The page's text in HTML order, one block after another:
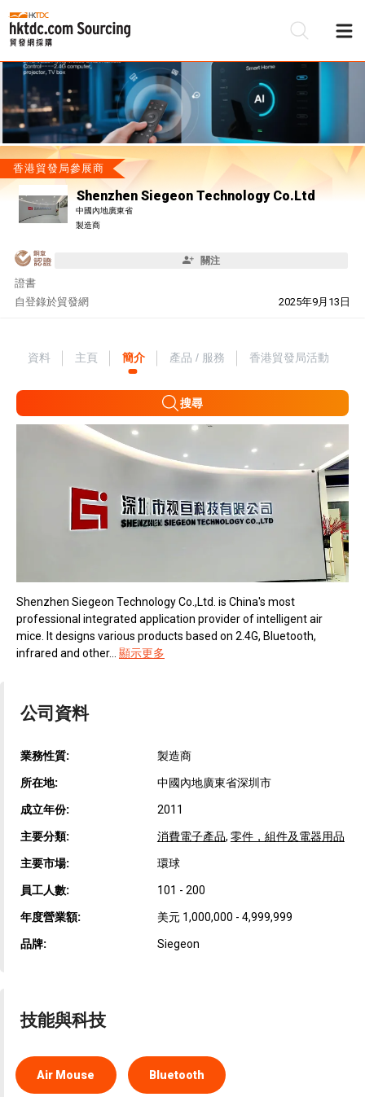
香港貿發局參展商
Shenzhen Siegeon Technology Co.Ltd
中國內地廣東省
製造商
關注
證書
自
2025年9月13日
登錄於貿發網
資料 主頁 簡介 產品 / 服務 香港貿發局活動
搜尋
Shenzhen Siegeon Technology Co.,Ltd. is China's most
professional integrated application provider of intelligent air
mice. It designs various products based on 2.4G, Bluetooth,
infrared and other... 顯示更多
公司資料
業務性質: 製造商
所在地: 中國內地廣東省深圳市
成立年份: 2011
主要分類: 消費電子產品, 零件，組件及電器用品
主要市場: 環球
員工人數: 101 - 200
年度營業額: 美元 1,000,000 - 4,999,999
品牌: Siegeon
技能與科技
Air Mouse Bluetooth